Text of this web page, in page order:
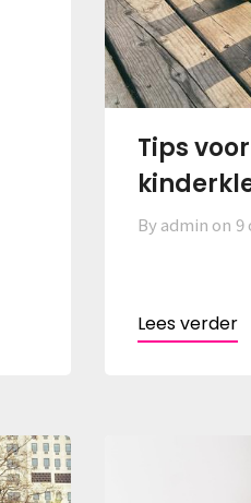
Tips
By admin on 9